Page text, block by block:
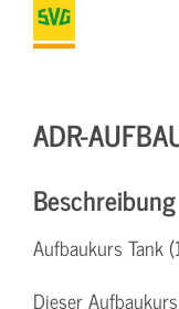
ADR-
Beschreibung
Aufbaukurs Tank
Dieser